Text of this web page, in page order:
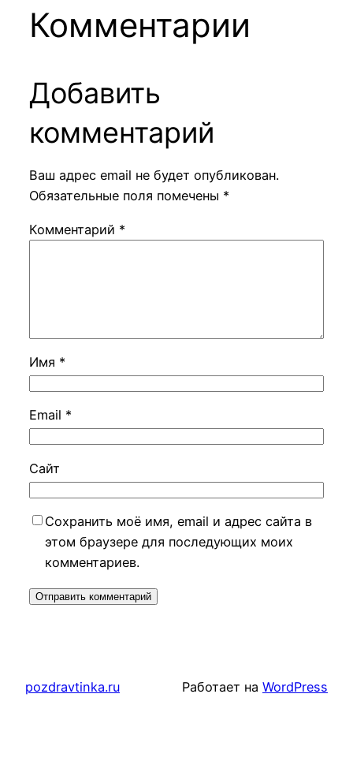
Комментарии
Добавить
комментарий
Ваш адрес email не будет опубликован.
Обязательные поля помечены *
Комментарий *
Имя *
Email *
Сайт
Сохранить моё имя, email и адрес сайта в
этом браузере для последующих моих
комментариев.
pozdravtinka.ru Работает на WordPress